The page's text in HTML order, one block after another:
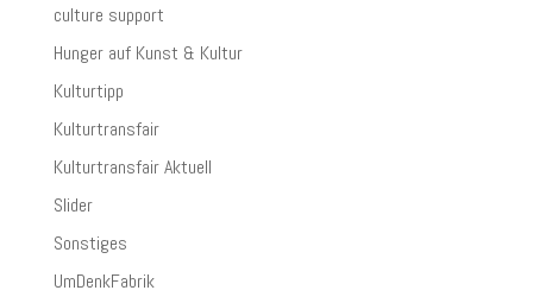
culture support
Hunger auf Kunst & Kultur
Kulturtipp
Kulturtransfair
Kulturtransfair Aktuell
Slider
Sonstiges
UmDenkFabrik